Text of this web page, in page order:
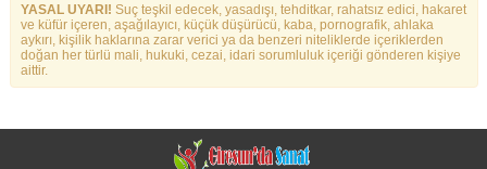
YASAL UYARI! Suç teşkil edecek, yasadışı, tehditkar, rahatsız edici, hakaret
ve küfür içeren, aşağılayıcı, küçük düşürücü, kaba, pornografik, ahlaka
aykırı, kişilik haklarına zarar verici ya da benzeri niteliklerde içeriklerden
doğan her türlü mali, hukuki, cezai, idari sorumluluk içeriği gönderen kişiye
aittir.